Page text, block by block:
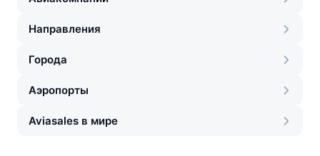
Направления
Города
Аэропорты
Aviasales в мире